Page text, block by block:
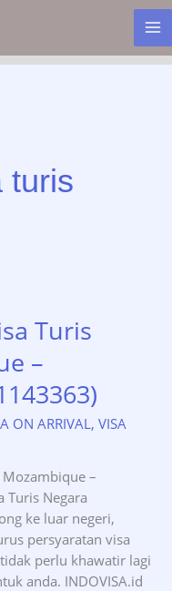
turis
Turis
–
ON ARRIVAL,VISA
Mozambique –
Turis Negara
ke luar negeri,
persyaratan visa
perlu khawatir lagi
anda. INDOVISA.id